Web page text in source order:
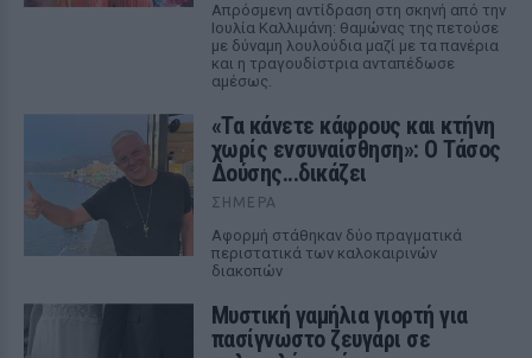
Απρόσμενη αντίδραση στη σκηνή από την
Ιουλία Καλλιμάνη: θαμώνας της πετούσε
με δύναμη λουλούδια μαζί με τα πανέρια
και η τραγουδίστρια ανταπέδωσε
αμέσως.
«Τα κάνετε κάφρους και κτήνη
χωρίς ενσυναίσθηση»: Ο Τάσος
Δούσης...δικάζει
ΣΉΜΕΡΑ
Αφορμή στάθηκαν δύο πραγματικά
περιστατικά των καλοκαιρινών
διακοπών
Μυστική γαμήλια γιορτή για
πασίγνωστο ζευγάρι σε